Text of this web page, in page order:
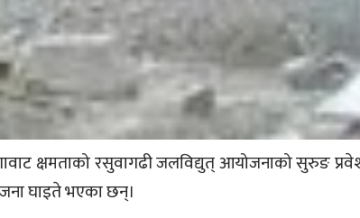
क्षमताको रसुवागढी जलविद्युत् आयोजनाको सुरुङ
घाइते भएका छन्।